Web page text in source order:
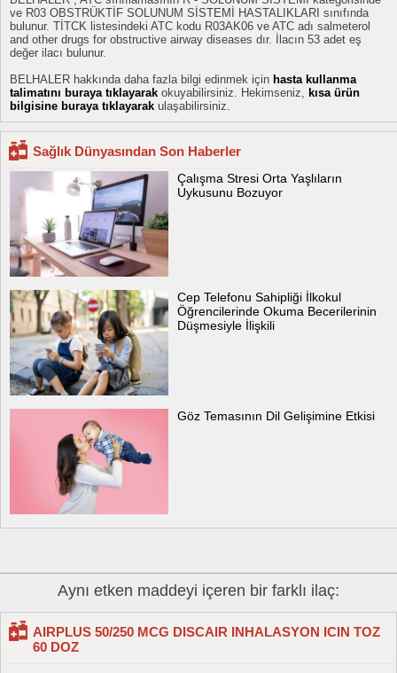
ve R03 OBSTRÜKTİF SOLUNUM SİSTEMİ HASTALIKLARI sınıfında
bulunur. TİTCK listesindeki ATC kodu R03AK06 ve ATC adı salmeterol
and other drugs for obstructive airway diseases dır. İlacın 53 adet eş
değer ilacı bulunur.
BELHALER hakkında daha fazla bilgi edinmek için hasta kullanma
talimatını buraya tıklayarak okuyabilirsiniz. Hekimseniz, kısa ürün
bilgisine buraya tıklayarak ulaşabilirsiniz.
Sağlık Dünyasından Son Haberler
Çalışma Stresi Orta Yaşlıların
Uykusunu Bozuyor
Cep Telefonu Sahipliği İlkokul
Öğrencilerinde Okuma Becerilerinin
Düşmesiyle İlişkili
Göz Temasının Dil Gelişimine Etkisi
Aynı etken maddeyi içeren bir farklı ilaç:
AIRPLUS 50/250 MCG DISCAIR INHALASYON ICIN TOZ
60 DOZ